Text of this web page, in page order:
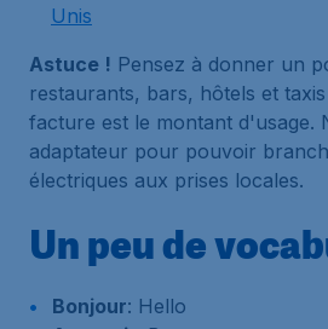
Unis
Astuce ! Pensez à donner un
restaurants, bars, hôtels et
facture est le montant d'usage.
adaptateur pour pouvoir
électriques aux prises locales.
Un peu de
Bonjour: Hello